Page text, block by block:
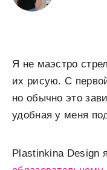
Я не маэстро
их рисую. С
но обычно это
удобная у меня
Plastinkina Design